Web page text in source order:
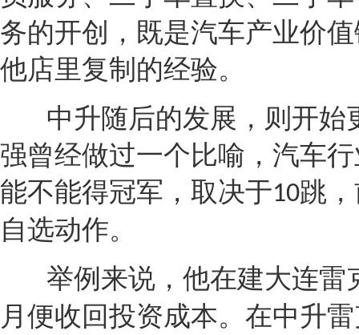
务的开创，既是汽车产业价
他店里复制的经验。
中升随后的发展，则开
强曾经做过一个比喻，汽车
能不能得冠军，取决于10跳
自选动作。
举例来说，他在建大连雷
月便收回投资成本。在中升